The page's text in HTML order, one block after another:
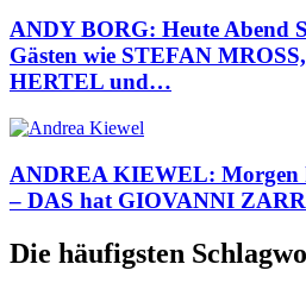
ANDY BORG: Heute Abend
Gästen wie STEFAN
HERTEL und…
ANDREA KIEWEL: Morgen
– DAS hat GIOVANNI
Die häufigsten